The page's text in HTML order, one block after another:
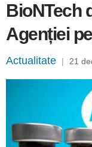
BioNTech
Agenției
Actualitate | 21